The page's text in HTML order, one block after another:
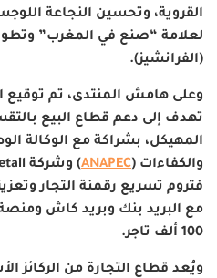
القروية، وتحسين النجاعة
لعلامة “صنع في المغرب”
(الفرانشيز).
وعلى هامش المنتدى، تم توقيع
تهدف إلى دعم قطاع البيع
المهيكل، بشراكة مع الوكالة
والكفاءات (
ANAPEC
) وشركة
فتروم تسريع رقمنة التجار
مع البريد بنك وبريد كاش
100 ألف تاجر
.
ويُعد قطاع التجارة من الركائز